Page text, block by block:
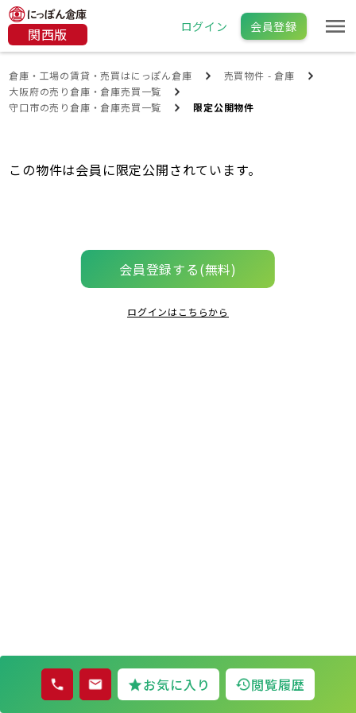
関西版 ログイン 会員登録
倉庫・工場の賃貸・売買はにっぽん倉庫
売買物件 - 倉庫
大阪府の売り倉庫・倉庫売買一覧
守口市の売り倉庫・倉庫売買一覧
限定公開物件
お気に入り 閲覧履歴
この物件は会員に限定公開されています。
会員登録する(無料)
ログインはこちらから